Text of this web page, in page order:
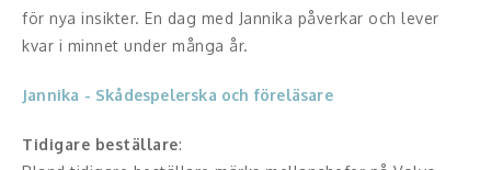
Workshopledare, facilitator
Radio och TV-profiler
Underhållning och event
för nya insikter. En dag med Jannika påverkar och lever
kvar i minnet under många år.
Jannika - Skådespelerska och föreläsare
Tidigare beställare: